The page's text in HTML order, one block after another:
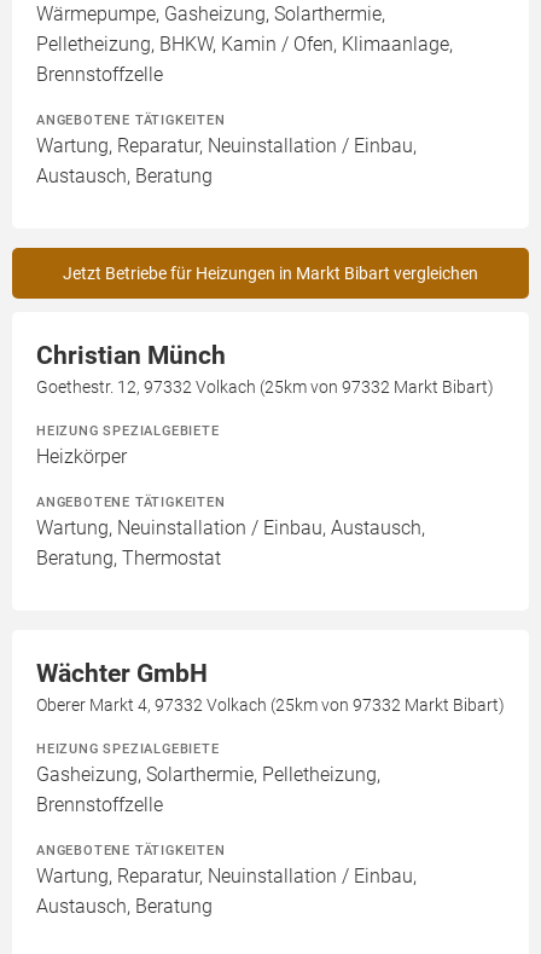
Wärmepumpe, Gasheizung, Solarthermie,
Pelletheizung, BHKW, Kamin / Ofen, Klimaanlage,
Brennstoffzelle
ANGEBOTENE TÄTIGKEITEN
Wartung, Reparatur, Neuinstallation / Einbau,
Austausch, Beratung
Jetzt Betriebe für Heizungen in Markt Bibart vergleichen
Christian Münch
Goethestr. 12, 97332 Volkach (25km von 97332 Markt Bibart)
HEIZUNG SPEZIALGEBIETE
Heizkörper
ANGEBOTENE TÄTIGKEITEN
Wartung, Neuinstallation / Einbau, Austausch,
Beratung, Thermostat
Wächter GmbH
Oberer Markt 4, 97332 Volkach (25km von 97332 Markt Bibart)
HEIZUNG SPEZIALGEBIETE
Gasheizung, Solarthermie, Pelletheizung,
Brennstoffzelle
ANGEBOTENE TÄTIGKEITEN
Wartung, Reparatur, Neuinstallation / Einbau,
Austausch, Beratung